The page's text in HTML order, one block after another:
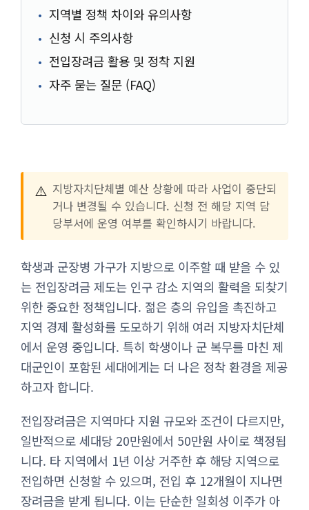
지역별 정책 차이와 유의사항
신청 시 주의사항
전입장려금 활용 및 정착 지원
자주 묻는 질문 (FAQ)
⚠️ 지방자치단체별 예산 상황에 따라 사업이 중단되
거나 변경될 수 있습니다. 신청 전 해당 지역 담
당부서에 운영 여부를 확인하시기 바랍니다.
학생과 군장병 가구가 지방으로 이주할 때 받을 수 있
는 전입장려금 제도는 인구 감소 지역의 활력을 되찾기
위한 중요한 정책입니다. 젊은 층의 유입을 촉진하고
지역 경제 활성화를 도모하기 위해 여러 지방자치단체
에서 운영 중입니다. 특히 학생이나 군 복무를 마친 제
대군인이 포함된 세대에게는 더 나은 정착 환경을 제공
하고자 합니다.
전입장려금은 지역마다 지원 규모와 조건이 다르지만,
일반적으로 세대당 20만원에서 50만원 사이로 책정됩
니다. 타 지역에서 1년 이상 거주한 후 해당 지역으로
전입하면 신청할 수 있으며, 전입 후 12개월이 지나면
장려금을 받게 됩니다. 이는 단순한 일회성 이주가 아